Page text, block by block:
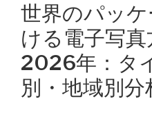
世界のパッ
ける電子写
2026年：タ
別・地域別分